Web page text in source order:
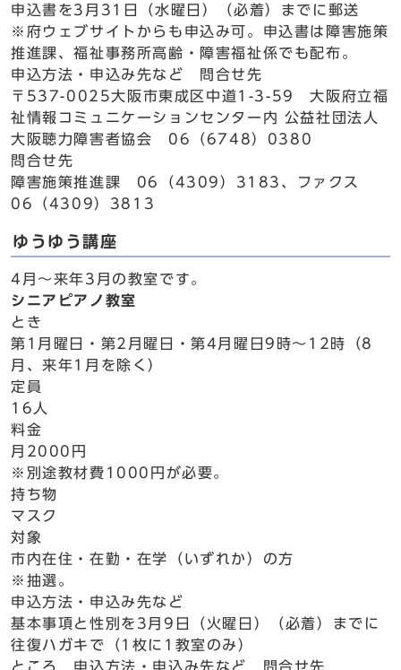
申込書を3月31日（水曜日）（必着）までに郵送
※府ウェブサイトからも申込み可。申込書は障害施策
推進課、福祉事務所高齢・障害福祉係でも配布。
申込方法・申込み先など 問合せ先
〒537-0025大阪市東成区中道1-3-59 大阪府立福
祉情報コミュニケーションセンター内 公益社団法人
大阪聴力障害者協会 06（6748）0380
問合せ先
障害施策推進課 06（4309）3183、ファクス
06（4309）3813
ゆうゆう講座
4月～来年3月の教室です。
シニアピアノ教室
とき
第1月曜日・第2月曜日・第4月曜日9時～12時（8
月、来年1月を除く）
定員
16人
料金
月2000円
※別途教材費1000円が必要。
持ち物
マスク
対象
市内在住・在勤・在学（いずれか）の方
※抽選。
申込方法・申込み先など
基本事項と性別を3月9日（火曜日）（必着）までに
往復ハガキで（1枚に1教室のみ）
ところ 申込方法・申込み先など 問合せ先